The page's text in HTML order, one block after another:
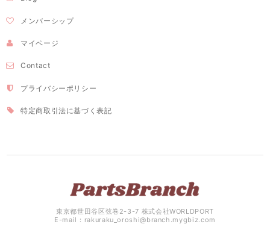
メンバーシップ
マイページ
Contact
プライバシーポリシー
特定商取引法に基づく表記
東京都世田谷区弦巻2-3-7 株式会社WORLDPORT
E-mail： rakuraku_oroshi@branch.mygbiz.com